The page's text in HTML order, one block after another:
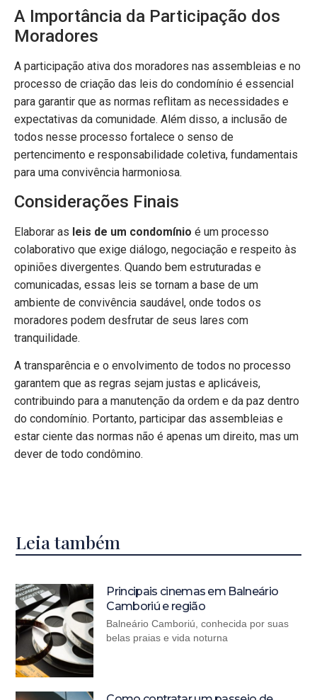
A Importância da Participação dos
Moradores
A participação ativa dos moradores nas assembleias e no
processo de criação das leis do condomínio é essencial
para garantir que as normas reflitam as necessidades e
expectativas da comunidade. Além disso, a inclusão de
todos nesse processo fortalece o senso de
pertencimento e responsabilidade coletiva, fundamentais
para uma convivência harmoniosa.
Considerações Finais
Elaborar as leis de um condomínio é um processo
colaborativo que exige diálogo, negociação e respeito às
opiniões divergentes. Quando bem estruturadas e
comunicadas, essas leis se tornam a base de um
ambiente de convivência saudável, onde todos os
moradores podem desfrutar de seus lares com
tranquilidade.
A transparência e o envolvimento de todos no processo
garantem que as regras sejam justas e aplicáveis,
contribuindo para a manutenção da ordem e da paz dentro
do condomínio. Portanto, participar das assembleias e
estar ciente das normas não é apenas um direito, mas um
dever de todo condômino.
Leia também
Principais cinemas em Balneário
Camboriú e região
Balneário Camboriú, conhecida por suas
belas praias e vida noturna